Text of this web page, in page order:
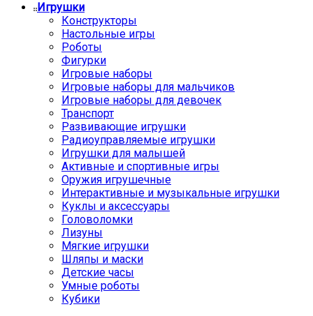
Игрушки
Конструкторы
Настольные игры
Роботы
Фигурки
Игровые наборы
Игровые наборы для мальчиков
Игровые наборы для девочек
Транспорт
Развивающие игрушки
Радиоуправляемые игрушки
Игрушки для малышей
Активные и спортивные игры
Оружия игрушечные
Интерактивные и музыкальные игрушки
Куклы и аксессуары
Головоломки
Лизуны
Мягкие игрушки
Шляпы и маски
Детские часы
Умные роботы
Кубики